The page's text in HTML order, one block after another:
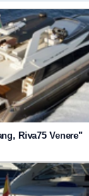
Riva75 Venere"